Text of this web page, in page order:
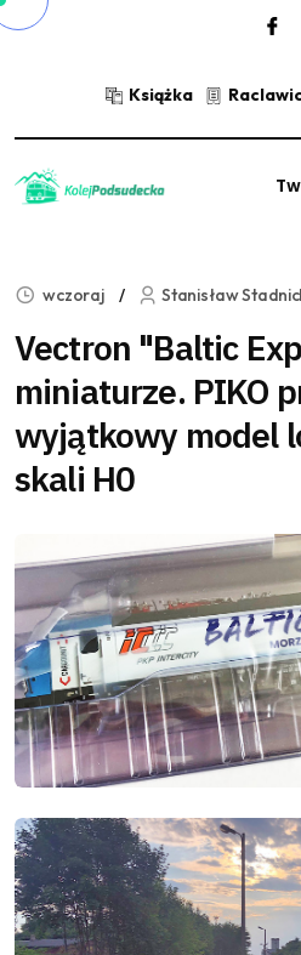
Książka
wczoraj Stanisław
Vectron "Baltic
miniaturze. PIKO
wyjątkowy model
skali H0